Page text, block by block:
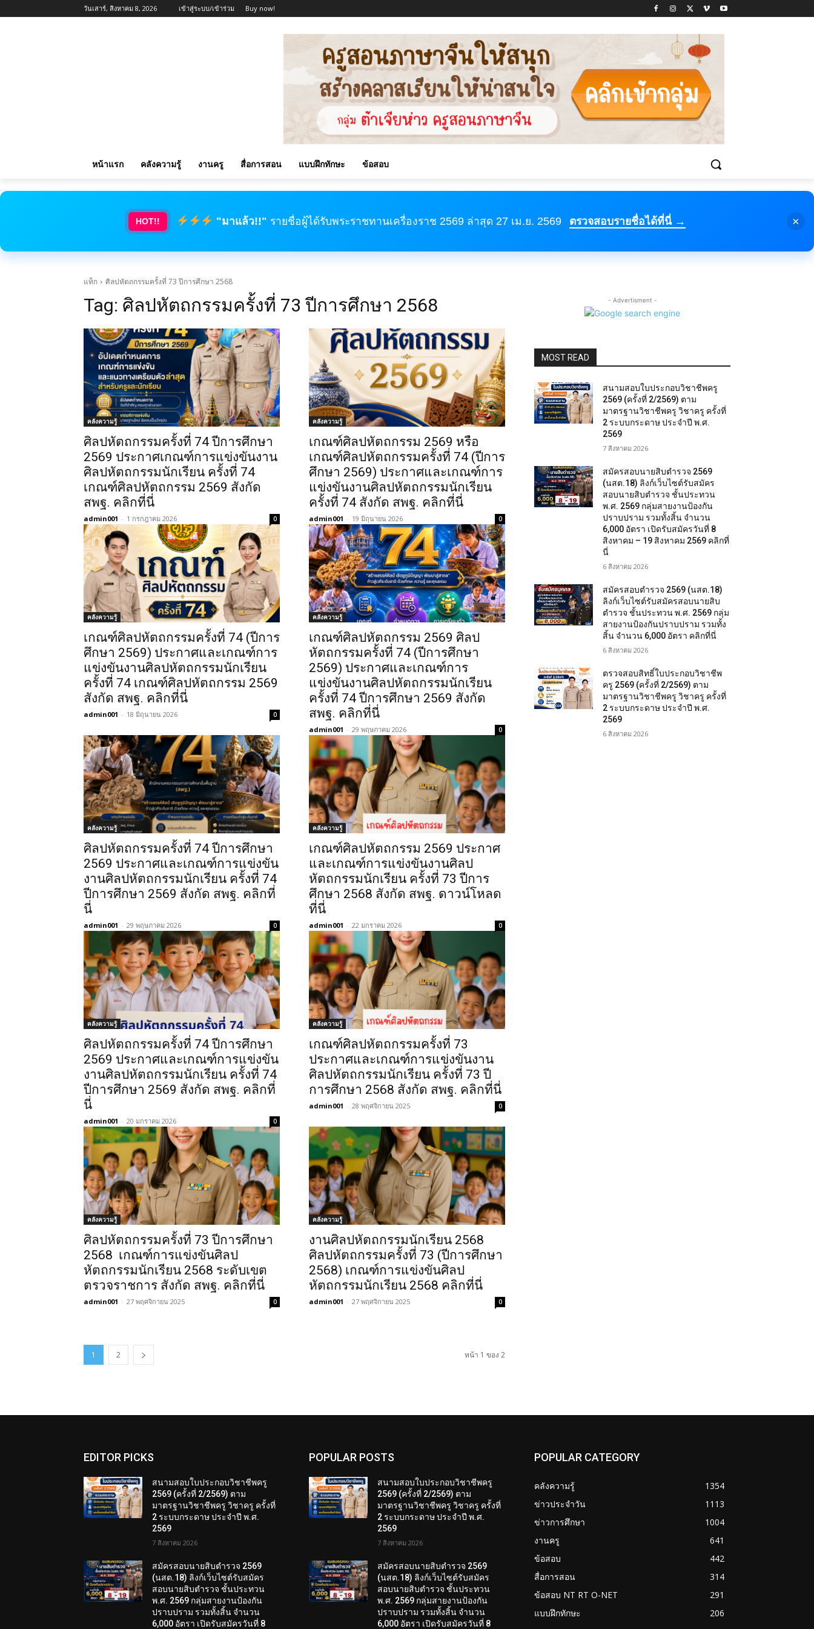
วันเสาร์, สิงหาคม 8, 2026 เข้าสู่ระบบ/เข้าร่วม Buy now!
หน้าแรก คลังความรู้ งานครู สื่อการสอน แบบฝึกทักษะ ข้อสอบ
HOT!! "มาแล้ว!!" รายชื่อผู้ได้รับพระราชทานเครื่องราช 2569 ล่าสุด 27 เม.ย. 2569 ตรวจสอบรายชื่อได้ที่นี่ → ×
แท็ก ศิลปหัตถกรรมครั้งที่ 73 ปีการศึกษา 2568
Tag: ศิลปหัตถกรรมครั้งที่ 73 ปีการศึกษา 2568
คลังความรู้
ศิลปหัตถกรรมครั้งที่ 74 ปีการศึกษา
2569 ประกาศเกณฑ์การแข่งขันงาน
ศิลปหัตถกรรมนักเรียน ครั้งที่ 74
เกณฑ์ศิลปหัตถกรรม 2569 สังกัด
สพฐ. คลิกที่นี่
admin001 - 1 กรกฎาคม 2026 0
คลังความรู้
เกณฑ์ศิลปหัตถกรรม 2569 หรือ
เกณฑ์ศิลปหัตถกรรมครั้งที่ 74 (ปีการ
ศึกษา 2569) ประกาศและเกณฑ์การ
แข่งขันงานศิลปหัตถกรรมนักเรียน
ครั้งที่ 74 สังกัด สพฐ. คลิกที่นี่
admin001 - 19 มิถุนายน 2026 0
คลังความรู้
เกณฑ์ศิลปหัตถกรรมครั้งที่ 74 (ปีการ
ศึกษา 2569) ประกาศและเกณฑ์การ
แข่งขันงานศิลปหัตถกรรมนักเรียน
ครั้งที่ 74 เกณฑ์ศิลปหัตถกรรม 2569
สังกัด สพฐ. คลิกที่นี่
admin001 - 18 มิถุนายน 2026 0
คลังความรู้
เกณฑ์ศิลปหัตถกรรม 2569 ศิลป
หัตถกรรมครั้งที่ 74 (ปีการศึกษา
2569) ประกาศและเกณฑ์การ
แข่งขันงานศิลปหัตถกรรมนักเรียน
ครั้งที่ 74 ปีการศึกษา 2569 สังกัด
สพฐ. คลิกที่นี่
admin001 - 29 พฤษภาคม 2026 0
คลังความรู้
ศิลปหัตถกรรมครั้งที่ 74 ปีการศึกษา
2569 ประกาศและเกณฑ์การแข่งขัน
งานศิลปหัตถกรรมนักเรียน ครั้งที่ 74
ปีการศึกษา 2569 สังกัด สพฐ. คลิกที่
นี่
admin001 - 29 พฤษภาคม 2026 0
คลังความรู้
เกณฑ์ศิลปหัตถกรรม 2569 ประกาศ
และเกณฑ์การแข่งขันงานศิลป
หัตถกรรมนักเรียน ครั้งที่ 73 ปีการ
ศึกษา 2568 สังกัด สพฐ. ดาวน์โหลด
ที่นี่
admin001 - 22 มกราคม 2026 0
คลังความรู้
ศิลปหัตถกรรมครั้งที่ 74 ปีการศึกษา
2569 ประกาศและเกณฑ์การแข่งขัน
งานศิลปหัตถกรรมนักเรียน ครั้งที่ 74
ปีการศึกษา 2569 สังกัด สพฐ. คลิกที่
นี่
admin001 - 20 มกราคม 2026 0
คลังความรู้
เกณฑ์ศิลปหัตถกรรมครั้งที่ 73
ประกาศและเกณฑ์การแข่งขันงาน
ศิลปหัตถกรรมนักเรียน ครั้งที่ 73 ปี
การศึกษา 2568 สังกัด สพฐ. คลิกที่นี่
admin001 - 28 พฤศจิกายน 2025 0
คลังความรู้
ศิลปหัตถกรรมครั้งที่ 73 ปีการศึกษา
2568 เกณฑ์การแข่งขันศิลป
หัตถกรรมนักเรียน 2568 ระดับเขต
ตรวจราชการ สังกัด สพฐ. คลิกที่นี่
admin001 - 27 พฤศจิกายน 2025 0
คลังความรู้
งานศิลปหัตถกรรมนักเรียน 2568
ศิลปหัตถกรรมครั้งที่ 73 (ปีการศึกษา
2568) เกณฑ์การแข่งขันศิลป
หัตถกรรมนักเรียน 2568 คลิกที่นี่
admin001 - 27 พฤศจิกายน 2025 0
1 2 หน้า 1 ของ 2
- Advertisment -
MOST READ
สนามสอบใบประกอบวิชาชีพครู
2569 (ครั้งที่ 2/2569) ตาม
มาตรฐานวิชาชีพครู วิชาครู ครั้งที่
2 ระบบกระดาษ ประจำปี พ.ศ.
2569
7 สิงหาคม 2026
สมัครสอบนายสิบตำรวจ 2569
(นสต.18) ลิงก์เว็บไซต์รับสมัคร
สอบนายสิบตำรวจ ชั้นประทวน
พ.ศ. 2569 กลุ่มสายงานป้องกัน
ปราบปราม รวมทั้งสิ้น จำนวน
6,000 อัตรา เปิดรับสมัครวันที่ 8
สิงหาคม – 19 สิงหาคม 2569 คลิกที่
นี่
6 สิงหาคม 2026
สมัครสอบตํารวจ 2569 (นสต.18)
ลิงก์เว็บไซต์รับสมัครสอบนายสิบ
ตำรวจ ชั้นประทวน พ.ศ. 2569 กลุ่ม
สายงานป้องกันปราบปราม รวมทั้ง
สิ้น จำนวน 6,000 อัตรา คลิกที่นี่
6 สิงหาคม 2026
ตรวจสอบสิทธิ์ใบประกอบวิชาชีพ
ครู 2569 (ครั้งที่ 2/2569) ตาม
มาตรฐานวิชาชีพครู วิชาครู ครั้งที่
2 ระบบกระดาษ ประจำปี พ.ศ.
2569
6 สิงหาคม 2026
EDITOR PICKS
สนามสอบใบประกอบวิชาชีพครู
2569 (ครั้งที่ 2/2569) ตาม
มาตรฐานวิชาชีพครู วิชาครู ครั้งที่
2 ระบบกระดาษ ประจำปี พ.ศ.
2569
7 สิงหาคม 2026
สมัครสอบนายสิบตำรวจ 2569
(นสต.18) ลิงก์เว็บไซต์รับสมัคร
สอบนายสิบตำรวจ ชั้นประทวน
พ.ศ. 2569 กลุ่มสายงานป้องกัน
ปราบปราม รวมทั้งสิ้น จำนวน
6,000 อัตรา เปิดรับสมัครวันที่ 8
POPULAR POSTS
สนามสอบใบประกอบวิชาชีพครู
2569 (ครั้งที่ 2/2569) ตาม
มาตรฐานวิชาชีพครู วิชาครู ครั้งที่
2 ระบบกระดาษ ประจำปี พ.ศ.
2569
7 สิงหาคม 2026
สมัครสอบนายสิบตำรวจ 2569
(นสต.18) ลิงก์เว็บไซต์รับสมัคร
สอบนายสิบตำรวจ ชั้นประทวน
พ.ศ. 2569 กลุ่มสายงานป้องกัน
ปราบปราม รวมทั้งสิ้น จำนวน
6,000 อัตรา เปิดรับสมัครวันที่ 8
POPULAR CATEGORY
คลังความรู้
1354
ข่าวประจำวัน
1113
ข่าวการศึกษา
1004
งานครู
641
ข้อสอบ
442
สื่อการสอน
314
ข้อสอบ NT RT O-NET
291
แบบฝึกทักษะ
206